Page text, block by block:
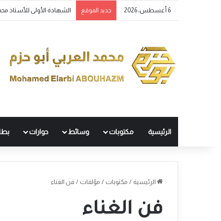
6 أغسطس، 2026 جديد الموقع عام الفيل
الرئيسية مكتوبات وسائط حوارات
الرئيسية / مكتوبات / مؤلفات / فن الغناء
فن الغناء